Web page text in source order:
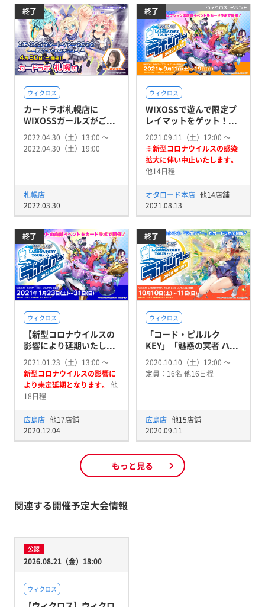
終了
ウィクロス
カードラボ札幌店に
WIXOSSガールズがご...
2022.04.30（土）13:00 〜
2022.04.30（土）19:00
札幌店
2022.03.30
終了
ウィクロス
WIXOSSで遊んで限定プ
レイマットをゲット！...
2021.09.11（土）12:00 〜
※新型コロナウイルスの感染
拡大に伴い中止いたします。
他14日程
オタロード本店 他14店舗
2021.08.13
終了
ウィクロス
【新型コロナウイルスの
影響により延期いたし...
2021.01.23（土）13:00 〜
新型コロナウイルスの影響に
より未定延期となります。 他
18日程
広島店 他17店舗
2020.12.04
終了
ウィクロス
「コード・ピルルク
KEY」「魅惑の冥者 ハ...
2020.10.10（土）12:00 〜
定員：16名 他16日程
広島店 他15店舗
2020.09.11
もっと見る
関連する開催予定大会情報
公認
2026.08.21（金）18:00
ウィクロス